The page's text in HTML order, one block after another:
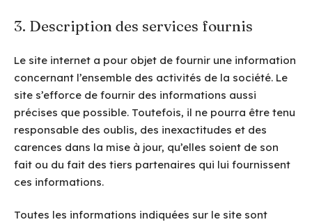
3. Description des services fournis
Le site internet a pour objet de fournir une information
concernant l’ensemble des activités de la société. Le
site s’efforce de fournir des informations aussi
précises que possible. Toutefois, il ne pourra être tenu
responsable des oublis, des inexactitudes et des
carences dans la mise à jour, qu’elles soient de son
fait ou du fait des tiers partenaires qui lui fournissent
ces informations.
Toutes les informations indiquées sur le site sont